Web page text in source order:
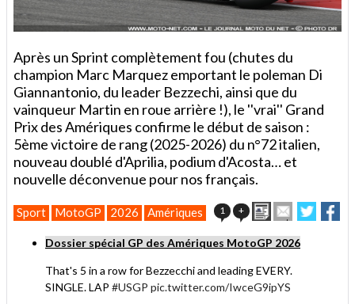
Après un Sprint complètement fou (chutes du
champion Marc Marquez emportant le poleman Di
Giannantonio, du leader Bezzechi, ainsi que du
vainqueur Martin en roue arrière !), le ''vrai'' Grand
Prix des Amériques confirme le début de saison :
5ème victoire de rang (2025-2026) du n°72 italien,
nouveau doublé d'Aprilia, podium d'Acosta… et
nouvelle déconvenue pour nos français.
Sport MotoGP 2026 Amériques 1 + ImprimerEnvoyer
cet
article
à
ami
sur
Twitter
sur
Dossier spécial GP des Amériques MotoGP 2026
That's 5 in a row for Bezzecchi and leading EVERY.
SINGLE. LAP #USGP pic.twitter.com/IwceG9ipYS